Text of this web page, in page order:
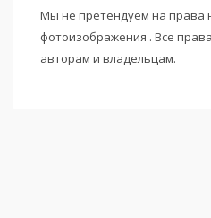
Мы не претендуем на права
фотоизображения . Все
авторам и владельцам.